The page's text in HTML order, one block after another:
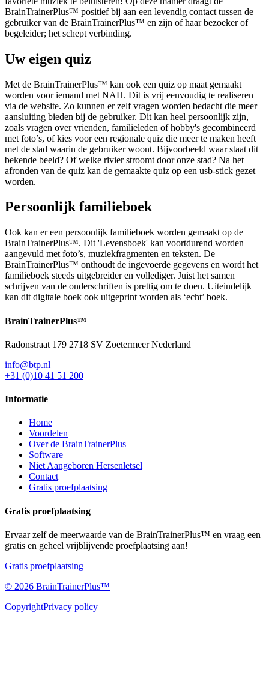
BrainTrainerPlus™ positief bij aan een levendig contact tussen de
gebruiker van de BrainTrainerPlus™ en zijn of haar bezoeker of
begeleider; het schept verbinding.
Uw eigen quiz
Met de BrainTrainerPlus™ kan ook een quiz op maat gemaakt
worden voor iemand met NAH. Dit is vrij eenvoudig te realiseren
via de website. Zo kunnen er zelf vragen worden bedacht die meer
aansluiting bieden bij de gebruiker. Dit kan heel persoonlijk zijn,
zoals vragen over vrienden, familieleden of hobby's gecombineerd
met foto’s, of kies voor een regionale quiz die meer te maken heeft
met de stad waarin de gebruiker woont. Bijvoorbeeld waar staat dit
bekende beeld? Of welke rivier stroomt door onze stad? Na het
afronden van de quiz kan de gemaakte quiz op een usb-stick gezet
worden.
Persoonlijk familieboek
Ook kan er een persoonlijk familieboek worden gemaakt op de
BrainTrainerPlus™. Dit 'Levensboek' kan voortdurend worden
aangevuld met foto’s, muziekfragmenten en teksten. De
BrainTrainerPlus™ onthoudt de ingevoerde gegevens en wordt het
familieboek steeds uitgebreider en vollediger. Juist het samen
schrijven van de onderschriften is prettig om te doen. Uiteindelijk
kan dit digitale boek ook uitgeprint worden als ‘echt’ boek.
BrainTrainerPlus™
Radonstraat 179 2718 SV Zoetermeer Nederland
info@btp.nl
+31 (0)10 41 51 200
Informatie
Home
Voordelen
Over de BrainTrainerPlus
Software
Niet Aangeboren Hersenletsel
Contact
Gratis proefplaatsing
Gratis proefplaatsing
Ervaar zelf de meerwaarde van de BrainTrainerPlus™ en vraag een
gratis en geheel vrijblijvende proefplaatsing aan!
Gratis proefplaatsing
© 2026 BrainTrainerPlus™
CopyrightPrivacy policy